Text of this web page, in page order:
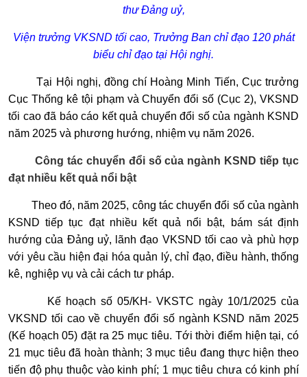
thư Đảng uỷ,
Viện trưởng VKSND tối cao, Trưởng Ban chỉ đạo 120 phát
biểu chỉ đạo tại Hội nghị.
Tại Hội nghị, đồng chí Hoàng Minh Tiến, Cục trưởng
Cục Thống kê tội phạm và Chuyển đổi số (Cục 2), VKSND
tối cao đã báo cáo kết quả chuyển đổi số của ngành KSND
năm 2025 và phương hướng, nhiệm vụ năm 2026.
Công tác chuyển đổi số của ngành KSND tiếp tục
đạt nhiều kết quả nổi bật
Theo đó, năm 2025, công tác chuyển đổi số của ngành
KSND tiếp tục đạt nhiều kết quả nổi bật, bám sát định
hướng của Đảng uỷ, lãnh đạo VKSND tối cao và phù hợp
với yêu cầu hiện đại hóa quản lý, chỉ đạo, điều hành, thống
kê, nghiệp vụ và cải cách tư pháp.
Kế hoạch số 05/KH- VKSTC ngày 10/1/2025 của
VKSND tối cao về chuyển đổi số ngành KSND năm 2025
(Kế hoạch 05) đặt ra 25 mục tiêu. Tới thời điểm hiện tại, có
21 mục tiêu đã hoàn thành; 3 mục tiêu đang thực hiện theo
tiến độ phụ thuộc vào kinh phí; 1 mục tiêu chưa có kinh phí